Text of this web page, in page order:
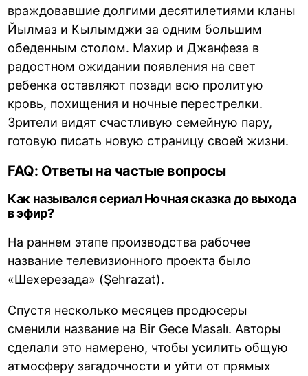
враждовавшие долгими десятилетиями кланы
Йылмаз и Кылымджи за одним большим
обеденным столом. Махир и Джанфеза в
радостном ожидании появления на свет
ребенка оставляют позади всю пролитую
кровь, похищения и ночные перестрелки.
Зрители видят счастливую семейную пару,
готовую писать новую страницу своей жизни.
FAQ: Ответы на частые вопросы
Как назывался сериал Ночная сказка до выхода
в эфир?
На раннем этапе производства рабочее
название телевизионного проекта было
«Шехерезада» (Şehrazat).
Спустя несколько месяцев продюсеры
сменили название на Bir Gece Masalı. Авторы
сделали это намерено, чтобы усилить общую
атмосферу загадочности и уйти от прямых